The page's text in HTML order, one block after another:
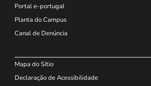
Portal e-portugal
Planta do Campus
Canal de Denúncia
Mapa do Sítio
Declaração de Acessibilidade